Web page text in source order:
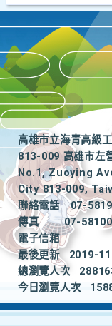
高雄市立海青高級
813-009 高雄市左
No.1, Zuoying
City 813-009,
聯絡電話
07-
傳真
07-
電子信箱
最後更新
2019-
總瀏覽人次
今日瀏覽人次